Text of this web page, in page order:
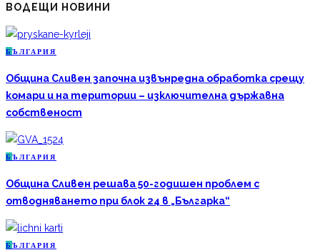
ВОДЕЩИ НОВИНИ
Б ЪЛГАРИЯ
Община Сливен започна извънредна обработка срещу
комари и на територии – изключителна държавна
собственост
Б ЪЛГАРИЯ
Община Сливен решава 50-годишен проблем с
отводняването при блок 24 в „Българка“
Б ЪЛГАРИЯ